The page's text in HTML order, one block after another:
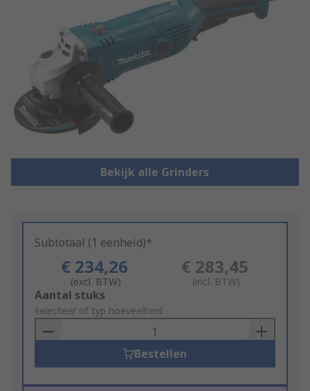
Bekijk alle Grinders
Subtotaal (1 eenheid)*
€ 234,26
(excl. BTW)
€ 283,45
(incl. BTW)
Add
to
Basket
Aantal stuks
selecteer of typ hoeveelheid
Bestellen